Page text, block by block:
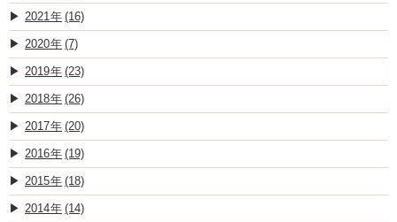
2021 (16)
2020 (7)
2019 (23)
2018 (26)
2017 (20)
2016 (19)
2015 (18)
2014 (14)